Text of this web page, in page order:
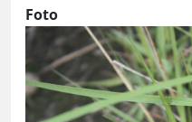
Foto